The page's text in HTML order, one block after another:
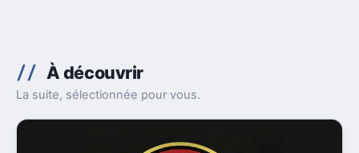
À découvrir
La suite, sélectionnée pour vous.